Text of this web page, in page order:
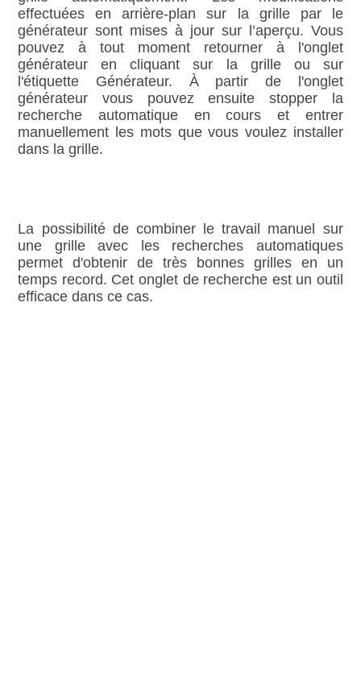
effectuées en arrière‑plan sur la grille par le
générateur sont mises à jour sur l’aperçu. Vous
pouvez à tout moment retourner à l'onglet
générateur en cliquant sur la grille ou sur
l'étiquette Générateur. À partir de l'onglet
générateur vous pouvez ensuite stopper la
recherche automatique en cours et entrer
manuellement les mots que vous voulez installer
dans la grille.
La possibilité de combiner le travail manuel sur
une grille avec les recherches automatiques
permet d'obtenir de très bonnes grilles en un
temps record. Cet onglet de recherche est un outil
efficace dans ce cas.